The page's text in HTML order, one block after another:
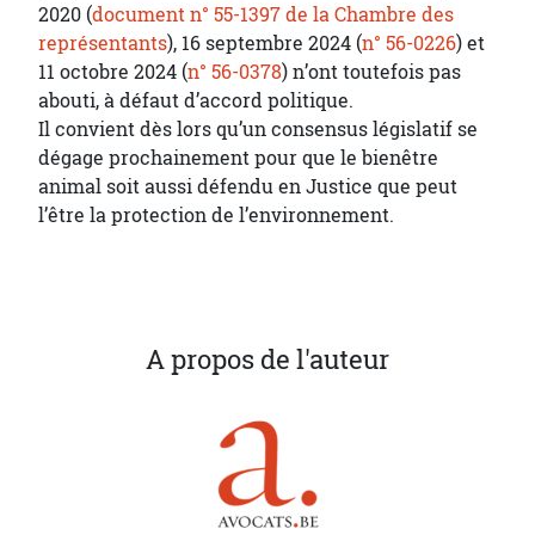
2020 (document n° 55-1397 de la Chambre des
représentants), 16 septembre 2024 (n° 56-0226) et
11 octobre 2024 (n° 56-0378) n’ont toutefois pas
abouti, à défaut d’accord politique.
Il convient dès lors qu’un consensus législatif se
dégage prochainement pour que le bienêtre
animal soit aussi défendu en Justice que peut
l’être la protection de l’environnement.
A propos de l'auteur